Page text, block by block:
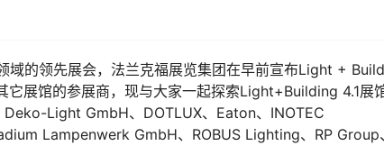
域的领先展会，法兰克福展览集团在早前宣布Light +
展馆的参展商，现与大家一起探索Light+Building 4.1展
Light GmbH、DOTLUX、Eaton、INOTEC
Lampenwerk GmbH、ROBUS Lighting、RP Group、